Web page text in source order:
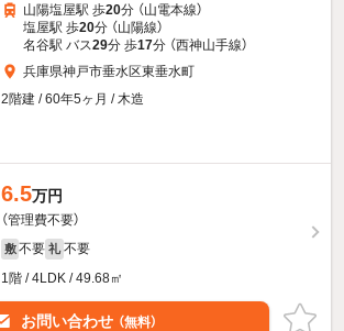
山陽塩屋駅 歩20分 （山電本線）
塩屋駅 歩20分 （山陽線）
名谷駅 バス29分 歩17分 （西神山手線）
兵庫県神戸市垂水区東垂水町
2階建 / 60年5ヶ月 / 木造
6.5万円
（管理費不要）
敷 不要 礼 不要
1階 / 4LDK / 49.68㎡
お問い合わせ （無料）